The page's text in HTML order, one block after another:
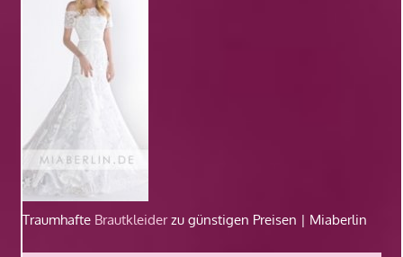
Traumhafte Brautkleiderzu günstigen Preisen | Miaberlin